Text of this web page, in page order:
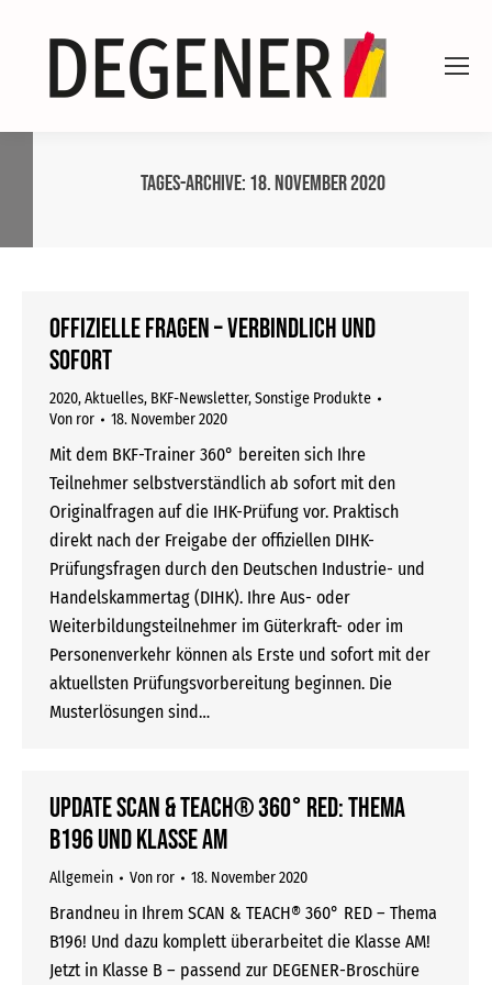
Tages-Archive: 18. November 2020
OFFIZIELLE FRAGEN – VERBINDLICH UND
SOFORT
2020,Aktuelles, BKF-Newsletter,Sonstige Produkte
Von ror 18. November 2020
Mit dem BKF-Trainer 360° bereiten sich Ihre
Teilnehmer selbstverständlich ab sofort mit den
Originalfragen auf die IHK-Prüfung vor. Praktisch
direkt nach der Freigabe der offiziellen DIHK-
Prüfungsfragen durch den Deutschen Industrie- und
Handelskammertag (DIHK). Ihre Aus- oder
Weiterbildungsteilnehmer im Güterkraft- oder im
Personenverkehr können als Erste und sofort mit der
aktuellsten Prüfungsvorbereitung beginnen. Die
Musterlösungen sind…
Update SCAN & TEACH® 360° RED: Thema
B196 und Klasse AM
Allgemein Von ror 18. November 2020
Brandneu in Ihrem SCAN & TEACH® 360° RED – Thema
B196! Und dazu komplett überarbeitet die Klasse AM!
Jetzt in Klasse B – passend zur DEGENER-Broschüre